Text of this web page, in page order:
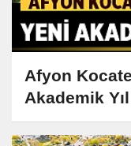
Afyon
Akademik
Detaylar